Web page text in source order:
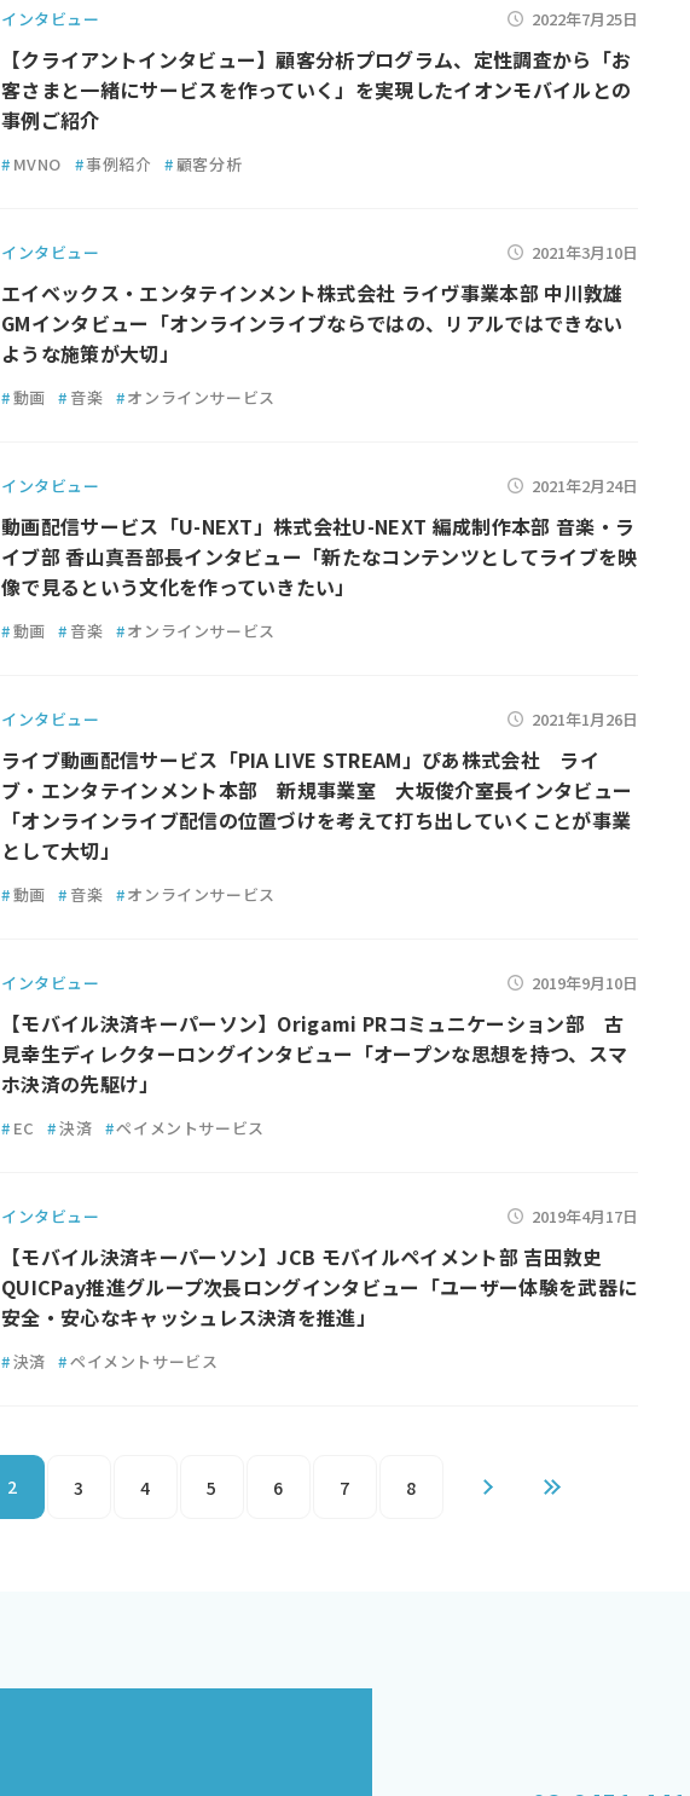
インタビュー 2022年7月25日
【クライアントインタビュー】顧客分析プログラム、定性調査から「お
客さまと一緒にサービスを作っていく」を実現したイオンモバイルとの
事例ご紹介
# MVNO #事例紹介 #顧客分析
インタビュー 2021年3月10日
エイベックス・エンタテインメント株式会社 ライヴ事業本部 中川敦雄
GMインタビュー「オンラインライブならではの、リアルではできない
ような施策が大切」
#動画 # 音楽 #オンラインサービス
インタビュー 2021年2月24日
動画配信サービス「U-NEXT」株式会社U-NEXT 編成制作本部 音楽・ラ
イブ部 香山真吾部長インタビュー「新たなコンテンツとしてライブを映
像で見るという文化を作っていきたい」
#動画 # 音楽 #オンラインサービス
インタビュー 2021年1月26日
ライブ動画配信サービス「PIA LIVE STREAM」ぴあ株式会社 ライ
ブ・エンタテインメント本部 新規事業室 大坂俊介室長インタビュー
「オンラインライブ配信の位置づけを考えて打ち出していくことが事業
として大切」
#動画 # 音楽 #オンラインサービス
インタビュー 2019年9月10日
【モバイル決済キーパーソン】Origami PRコミュニケーション部 古
見幸生ディレクターロングインタビュー「オープンな思想を持つ、スマ
ホ決済の先駆け」
# EC #決済 #ペイメントサービス
インタビュー 2019年4月17日
【モバイル決済キーパーソン】JCB モバイルペイメント部 吉田敦史
QUICPay推進グループ次長ロングインタビュー「ユーザー体験を武器に
安全・安心なキャッシュレス決済を推進」
#決済 #ペイメントサービス
2 3 4 5 6 7 8